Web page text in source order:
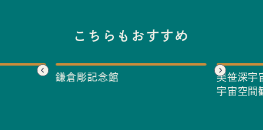
こちらもおすすめ
鎌倉彫記念館
美笹深宇
宇宙空間